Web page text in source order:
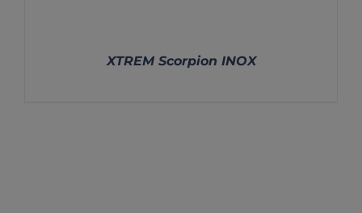
XTREM Scorpion INOX